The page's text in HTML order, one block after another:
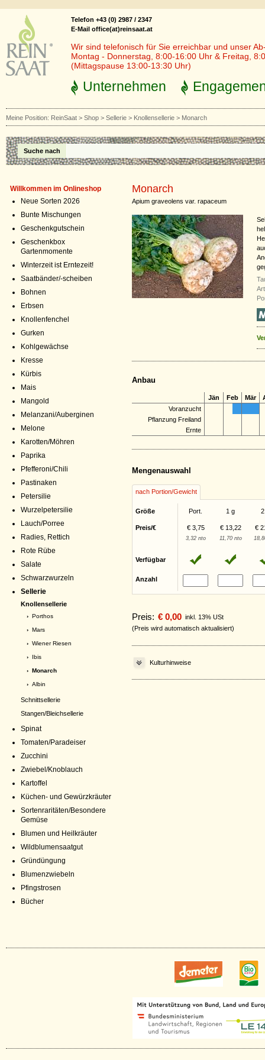
Telefon +43 (0) 2987 / 2347
E-Mail office(at)reinsaat.at
Wir sind telefonisch für Sie erreichbar und unser
Montag - Donnerstag, 8:00-16:00 Uhr & Freitag,
(Mittagspause 13:00-13:30 Uhr)
Unternehmen
Meine Position: ReinSaat > Shop > Sellerie > Knollensellerie > Monarch
Suche nach
Willkommen im Onlineshop
Neue Sorten 2026
Bunte Mischungen
Geschenkgutschein
Geschenkbox
Gartenmomente
Winterzeit ist Erntezeit!
Saatbänder/-scheiben
Bohnen
Erbsen
Knollenfenchel
Gurken
Kohlgewächse
Kresse
Kürbis
Mais
Mangold
Melanzani/Auberginen
Melone
Karotten/Möhren
Paprika
Pfefferoni/Chili
Pastinaken
Petersilie
Wurzelpetersilie
Lauch/Porree
Radies, Rettich
Rote Rübe
Salate
Schwarzwurzeln
Sellerie
Knollensellerie
› Porthos
› Mars
› Wiener Riesen
› Ibis
› Monarch
› Albin
Schnittsellerie
Stangen/Bleichsellerie
Spinat
Tomaten/Paradeiser
Zucchini
Zwiebel/Knoblauch
Kartoffel
Küchen- und Gewürzkräuter
Sortenraritäten/Besondere
Gemüse
Blumen und Heilkräuter
Wildblumensaatgut
Gründüngung
Blumenzwiebeln
Pfingstrosen
Bücher
Monarch
Apium graveolens var. rapaceum
Anbau
Jän Feb Mär
Voranzucht
Pflanzung Freiland
Ernte
Mengenauswahl
nach Portion/Gewicht
Größe Port. 1 g
Preis/€ € 3,75 € 13,22 €
3,32 nto 11,70 nto
Verfügbar
Anzahl
Preis: € 0,00 inkl. 13% USt
(Preis wird automatisch aktualisiert)
Kulturhinweise